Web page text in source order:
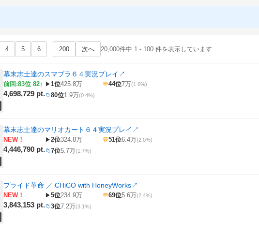
4 5 6 ... 200 次へ 20,000件中 1 - 100 件を表示しています
幕末志士達のスマブラ６４実況プレイ ↗
前回:83位 82↑
4,698,729 pt.
▶1位425.8万 💬44位7万(1.6%)
📁 80位1.9万(0.4%)
幕末志士達のマリオカート６４実況プレイ ↗
NEW！
4,446,790 pt.
▶2位324.8万 💬51位6.4万(2.0%)
📁 7位5.7万(1.7%)
プライド革命 ／ CHiCO with HoneyWorks↗
NEW！
3,843,153 pt.
▶5位234.9万 💬69位5.6万(2.4%)
📁 3位7.2万(3.1%)